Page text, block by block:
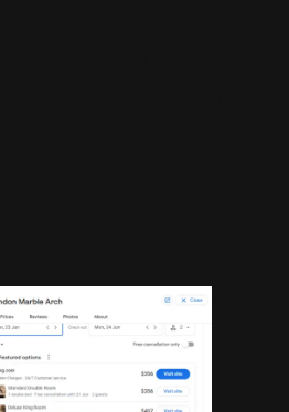
étroite
d’offrir des
sur leur propre
aux
réservation